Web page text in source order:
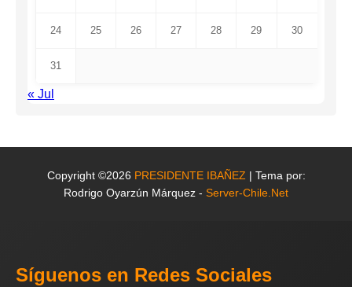
24 25 26 27 28 29 30
31
« Jul
Copyright ©2026 PRESIDENTE IBAÑEZ | Tema por:
Rodrigo Oyarzún Márquez - Server-Chile.Net
Síguenos en Redes Sociales